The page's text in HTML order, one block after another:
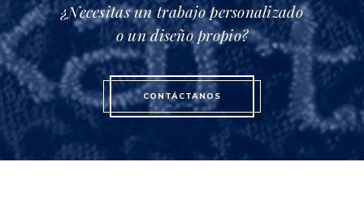
¿Necesitas un trabajo personalizado
o un diseño propio?
CONTÁCTANOS